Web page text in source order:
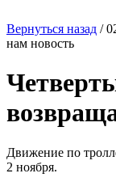
Вернуться назад /
нам новость
Движение по
2 ноября.